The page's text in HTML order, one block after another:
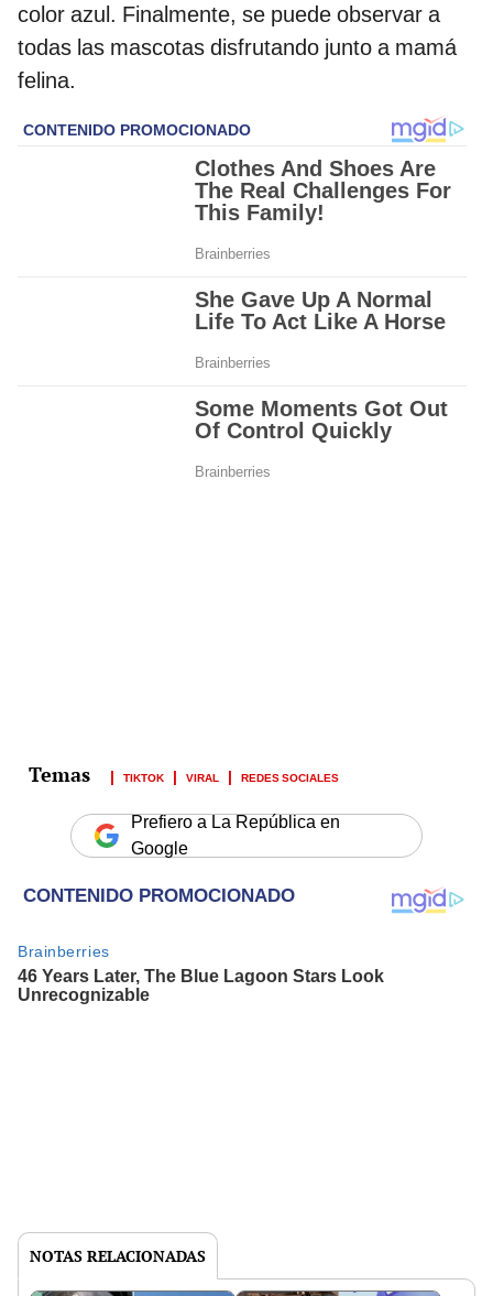
color azul. Finalmente, se puede observar a
todas las mascotas disfrutando junto a mamá
felina.
TIKTOK VIRAL REDES SOCIALES
Prefiero a La República en
Google
NOTAS RELACIONADAS